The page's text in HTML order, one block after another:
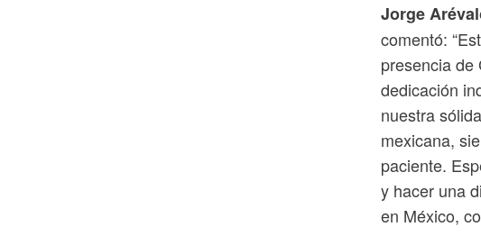
Jorge
comentó:
presencia de
dedicación
nuestra
mexicana,
paciente.
y hacer una
en México,